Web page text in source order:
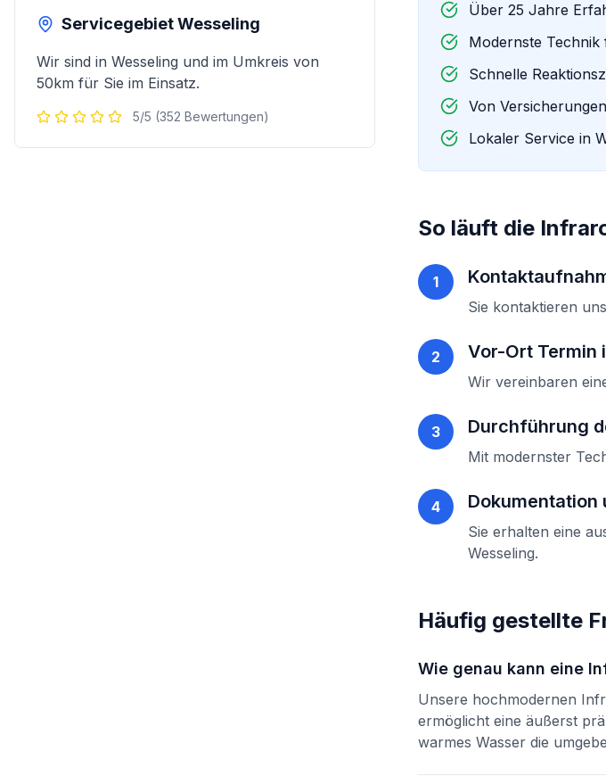
ServicegebietWesseling
Wir sind in Wesseling und im Umkreis von
50km für Sie im Einsatz.
5/5 (352 Bewertungen)
Über 25 Jahre
Modernste Technik
Schnelle
Von
Lokaler Service in
So läuft die
1
Sie kontaktieren
2 Vor-Ort Termin
Wir vereinbaren
3 Durchführung
Mit modernster
4 Dokumentation
Sie erhalten eine
Wesseling.
Häufig gestellte
Wie genau kann eine
Unsere hochmodernen
ermöglicht eine äußerst
warmes Wasser die